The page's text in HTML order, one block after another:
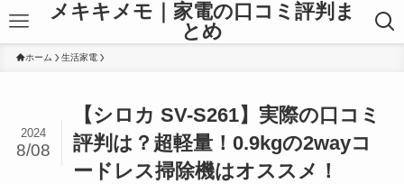
メキキメモ｜家電の口コミ評判ま
とめ
ホーム 生活家電
【シロカ SV-S261】実際の口コミ
評判は？超軽量！0.9kgの2wayコ
ードレス掃除機はオススメ！
2024
8/08